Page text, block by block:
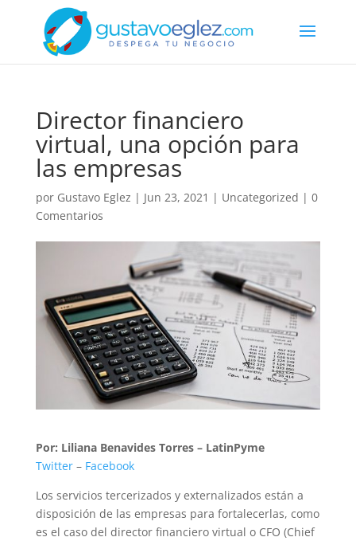
Director financiero
virtual, una opción para
las empresas
por Gustavo Eglez | Jun 23, 2021 | Uncategorized | 0
Comentarios
Por: Liliana Benavides Torres – LatinPyme
Twitter– Facebook
Los servicios tercerizados y externalizados están a
disposición de las empresas para fortalecerlas, como
es el caso del director financiero virtual o CFO (Chief